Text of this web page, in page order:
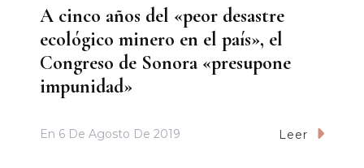
A cinco años del «peor desastre
ecológico minero en el país», el
Congreso de Sonora «presupone
impunidad»
En 6 De Agosto De 2019 Leer